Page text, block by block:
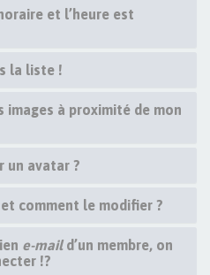
et l’heure est
la liste !
images à proximité de mon
un avatar ?
comment le modifier ?
e-maild’un membre, on
!?